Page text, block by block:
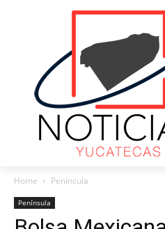
Home Península
Península